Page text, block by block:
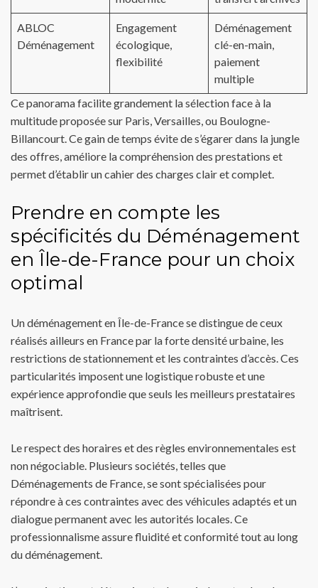
ABLOC
Déménagement
Engagement
écologique,
flexibilité
Déménagement
clé-en-main,
paiement
multiple
Ce panorama facilite grandement la sélection face à la
multitude proposée sur Paris, Versailles, ou Boulogne-
Billancourt. Ce gain de temps évite de s’égarer dans la jungle
des offres, améliore la compréhension des prestations et
permet d’établir un cahier des charges clair et complet.
Prendre en compte les
spécificités du Déménagement
en Île-de-France pour un choix
optimal
Un déménagement en Île-de-France se distingue de ceux
réalisés ailleurs en France par la forte densité urbaine, les
restrictions de stationnement et les contraintes d’accès. Ces
particularités imposent une logistique robuste et une
expérience approfondie que seuls les meilleurs prestataires
maîtrisent.
Le respect des horaires et des règles environnementales est
non négociable. Plusieurs sociétés, telles que
Déménagements de France, se sont spécialisées pour
répondre à ces contraintes avec des véhicules adaptés et un
dialogue permanent avec les autorités locales. Ce
professionnalisme assure fluidité et conformité tout au long
du déménagement.